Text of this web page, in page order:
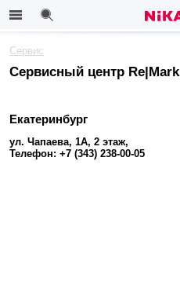
Сервис
Сервисный центр Re|Mark
Екатеринбург
ул. Чапаева, 1А, 2 этаж,
Телефон: +7 (343) 238-00-05